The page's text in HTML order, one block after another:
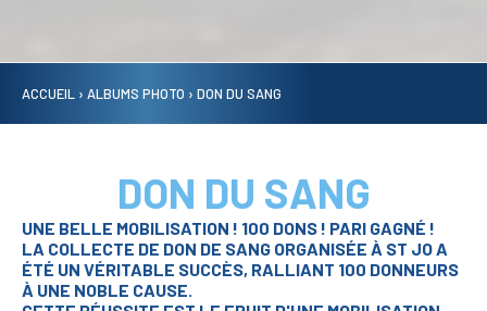
ACCUEIL › ALBUMS PHOTO › DON DU SANG
DON DU SANG
UNE BELLE MOBILISATION ! 100 DONS ! PARI GAGNÉ !
LA COLLECTE DE DON DE SANG ORGANISÉE À ST JO A
ÉTÉ UN VÉRITABLE SUCCÈS, RALLIANT 100 DONNEURS
À UNE NOBLE CAUSE.